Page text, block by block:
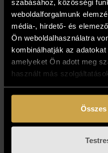
szabásához, közösségi
weboldalforgalmunk
média-, hirdető- és
Ön weboldalhasználatra
kombinálhatják az
amelyeket Ön adott meg
használt más